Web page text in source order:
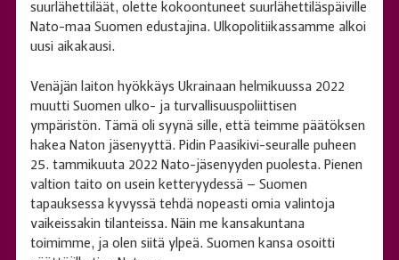
suurlähettiläät, olette kokoontuneet suurlähettiläspäiville
Nato-maa Suomen edustajina. Ulkopolitiikassamme alkoi
uusi aikakausi.
Venäjän laiton hyökkäys Ukrainaan helmikuussa 2022
muutti Suomen ulko- ja turvallisuuspoliittisen
ympäristön. Tämä oli syynä sille, että teimme päätöksen
hakea Naton jäsenyyttä. Pidin Paasikivi-seuralle puheen
25. tammikuuta 2022 Nato-jäsenyyden puolesta. Pienen
valtion taito on usein ketteryydessä – Suomen
tapauksessa kyvyssä tehdä nopeasti omia valintoja
vaikeissakin tilanteissa. Näin me kansakuntana
toimimme, ja olen siitä ylpeä. Suomen kansa osoitti